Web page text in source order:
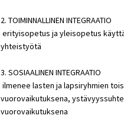
2. TOIMINNALLINEN INTEGRAATIO
 erityisopetus ja yleisopetus
yhteistyötä
3. SOSIAALINEN INTEGRAATIO
 ilmenee lasten ja lapsiryhmien
vuorovaikutuksena,
vuorovaikutuksena